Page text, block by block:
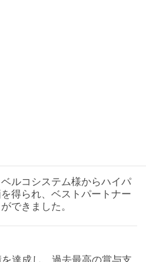
ルコシステム様からハイパ
得られ、ベストパートナー
できました。
達成し、過去最高の賞与支